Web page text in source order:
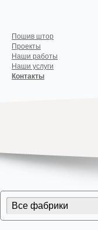
Пошив штор
Проекты
Наши работы
Наши услуги
Контакты